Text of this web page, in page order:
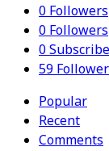
0 Followers
0 Followers
0
59
Popular
Recent
Comments